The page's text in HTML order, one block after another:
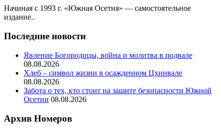
Начиная с 1993 г. «Южная Осетия» — самостоятельное
издание..
Последние новости
Явление Богородицы, война и молитва в подвале
08.08.2026
Хлеб – символ жизни в осажденном Цхинвале
08.08.2026
Забота о тех, кто стоит на защите безопасности Южной
Осетии 08.08.2026
Архив Номеров